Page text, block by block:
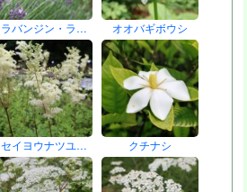
ラバンジン・ラ… オオバギボウシ
セイヨウナツユ… クチナシ